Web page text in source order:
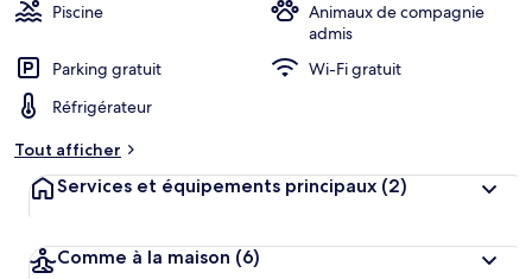
Piscine
Animaux de compagnie
admis
Parking gratuit
Wi-Fi gratuit
Réfrigérateur
Tout afficher
Services et équipements principaux (2)
Comme à la maison (6)